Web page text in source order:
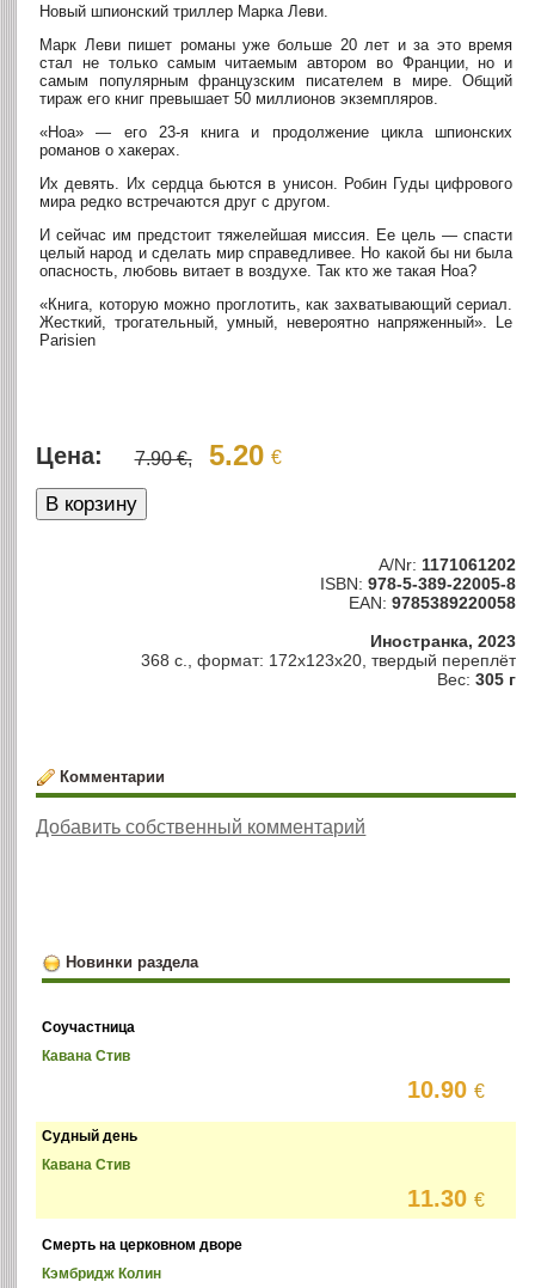
Новый шпионский триллер Марка Леви.
Марк Леви пишет романы уже больше 20 лет и за это время
стал не только самым читаемым автором во Франции, но и
самым популярным французским писателем в мире. Общий
тираж его книг превышает 50 миллионов экземпляров.
«Ноа» — его 23-я книга и продолжение цикла шпионских
романов о хакерах.
Их девять. Их сердца бьются в унисон. Робин Гуды цифрового
мира редко встречаются друг с другом.
И сейчас им предстоит тяжелейшая миссия. Ее цель — спасти
целый народ и сделать мир справедливее. Но какой бы ни была
опасность, любовь витает в воздухе. Так кто же такая Ноа?
«Книга, которую можно проглотить, как захватывающий сериал.
Жесткий, трогательный, умный, невероятно напряженный». Le
Parisien
Цена: 7.90 €, 5.20 €
A/Nr: 1171061202
ISBN: 978-5-389-22005-8
EAN: 9785389220058
Иностранка, 2023
368 с., формат: 172x123x20, твердый переплёт
Вес: 305 г
Комментарии
Добавить собственный комментарий
Новинки раздела
Соучастница
Кавана Стив
10.90€
Судный день
Кавана Стив
11.30€
Смерть на церковном дворе
Кэмбридж Колин